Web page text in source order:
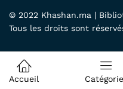
© 2022 Khashan.ma |
Tous les droits sont
Accueil